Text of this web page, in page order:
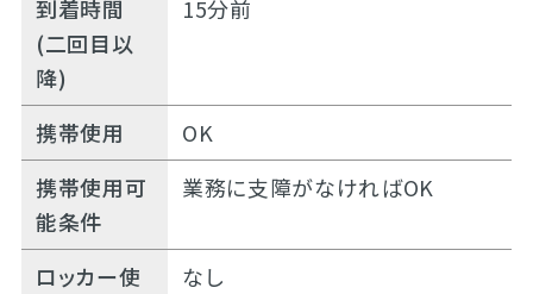
到着時間
(二回目以
降)
15分前
携帯使用
OK
携帯使用可
能条件
業務に支障がなければOK
ロッカー使
なし